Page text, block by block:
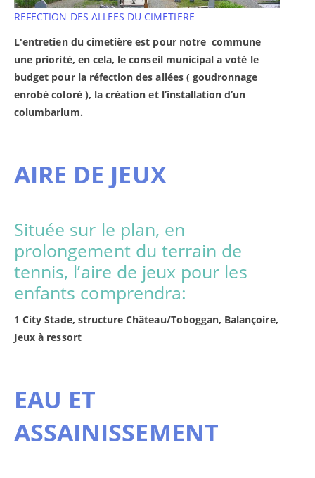
REFECTION DES ALLEES DU CIMETIERE
L'entretien du cimetière est pour notre commune
une priorité, en cela, le conseil municipal a voté le
budget pour la réfection des allées ( goudronnage
enrobé coloré ), la création et l’installation d’un
columbarium.
AIRE DE JEUX
Située sur le plan, en
prolongement du terrain de
tennis, l’aire de jeux pour les
enfants comprendra:
1 City Stade, structure Château/Toboggan, Balançoire,
Jeux à ressort
EAU ET
ASSAINISSEMENT